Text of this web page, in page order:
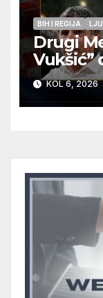
BIH I REGIJA
Drugi
Vukšić”
12.KOL 6, 2026